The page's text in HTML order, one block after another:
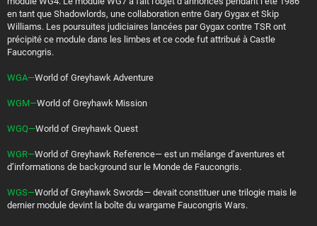
en tant que Shadowlords, une collaboration entre Gary Gygax et Skip
Williams. Les poursuites judiciaires lancées par Gygax contre TSR ont
précipité ce module dans les limbes et ce code fut attribué à Castle
Faucongris.
WGA—World of Greyhawk Adventure
WGM—World of Greyhawk Mission
WGQ—World of Greyhawk Quest
WGR—World of Greyhawk Reference— est un mélange d’aventures et
d’informations de background sur le Monde de Faucongris.
WGS—World of Greyhawk Swords— devait constituer une trilogie mais le
dernier module devint la boîte du wargame Faucongris Wars.